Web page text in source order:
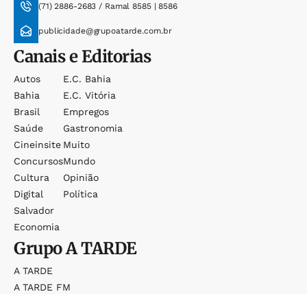
(71) 2886-2683 / Ramal 8585 | 8586
publicidade@grupoatarde.com.br
Canais e Editorias
Autos
Bahia
Brasil
Saúde
Cineinsite
Concursos
Cultura
Digital
Salvador
Economia
E.c. Bahia
E.c. Vitória
Empregos
Gastronomia
Muito
Mundo
Opinião
Política
GrupoA TARDE
A TARDE
A TARDE FM